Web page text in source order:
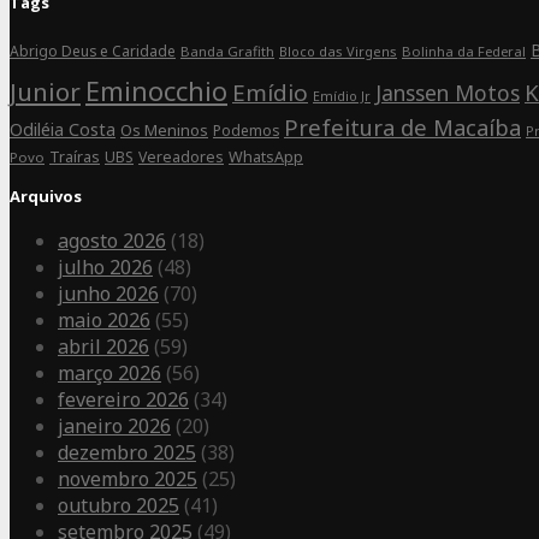
Abrigo Deus e Caridade Banda Grafith Bloco das Virgens Bolinha da Federal
Junior Eminocchio Emídio Emídio Jr Janssen Motos
Odiléia Costa Os Meninos Podemos Prefeitura de Macaíba
Povo Traíras UBS Vereadores WhatsApp
Arquivos
agosto 2026 (18)
julho 2026 (48)
junho 2026 (70)
maio 2026 (55)
abril 2026 (59)
março 2026 (56)
fevereiro 2026 (34)
janeiro 2026 (20)
dezembro 2025 (38)
novembro 2025 (25)
outubro 2025 (41)
setembro 2025 (49)